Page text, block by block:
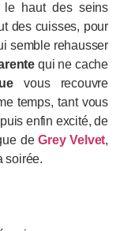
le haut des seins
des cuisses, pour
semble rehausser
qui ne cache
vous recouvre
temps, tant vous
enfin excité, de
deGrey Velvet,
soirée.